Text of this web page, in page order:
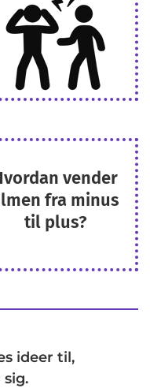
vender
fra minus
til plus?
ideer til,